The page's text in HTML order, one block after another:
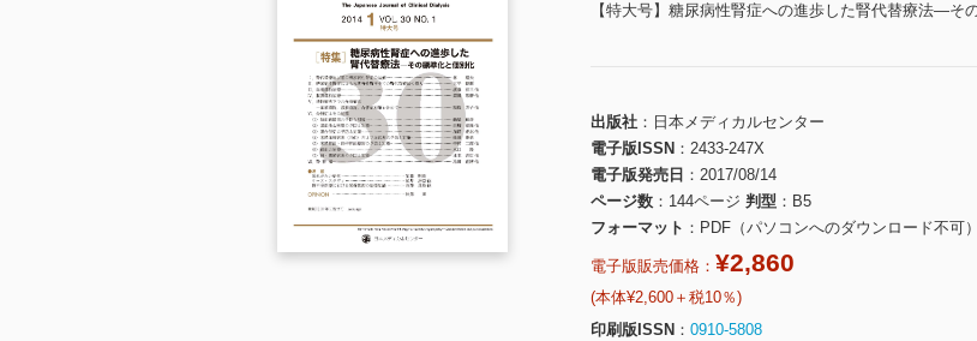
【特大号】糖尿病性腎症への進歩した腎代替療法―そ
出版社
日本メディカルセンター
電子版ISSN
2433-247X
電子版発売日
2017/08/14
ページ数
144ページ 判型
B5
フォーマット
PDF（パソコンへのダウンロード不可）
電子版販売価格： ¥2,860
(本体¥2,600＋税10％)
印刷版ISSN
0910-5808